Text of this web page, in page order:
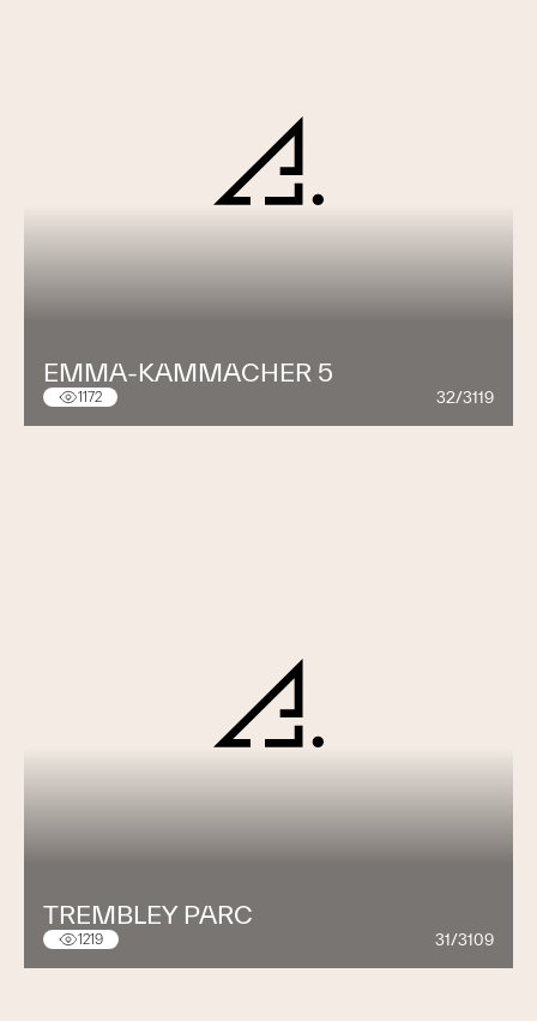
EMMA-KAMMACHER 5
1172 32/3119
TREMBLEY PARC
1219 31/3109